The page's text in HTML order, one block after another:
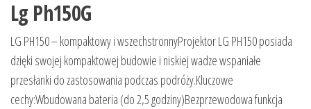
Lg Ph150G
LG PH150 – kompaktowy i wszechstronnyProjektor LG PH150 posiada
dzięki swojej kompaktowej budowie i niskiej wadze wspaniałe
przesłanki do zastosowania podczas podróży.Kluczowe
cechy:Wbudowana bateria (do 2,5 godziny)Bezprzewodowa funkcja